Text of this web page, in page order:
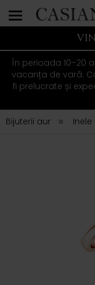
În perioada 10–20
vacanța de vară.
fi prelucrate și
Bijuterii aur